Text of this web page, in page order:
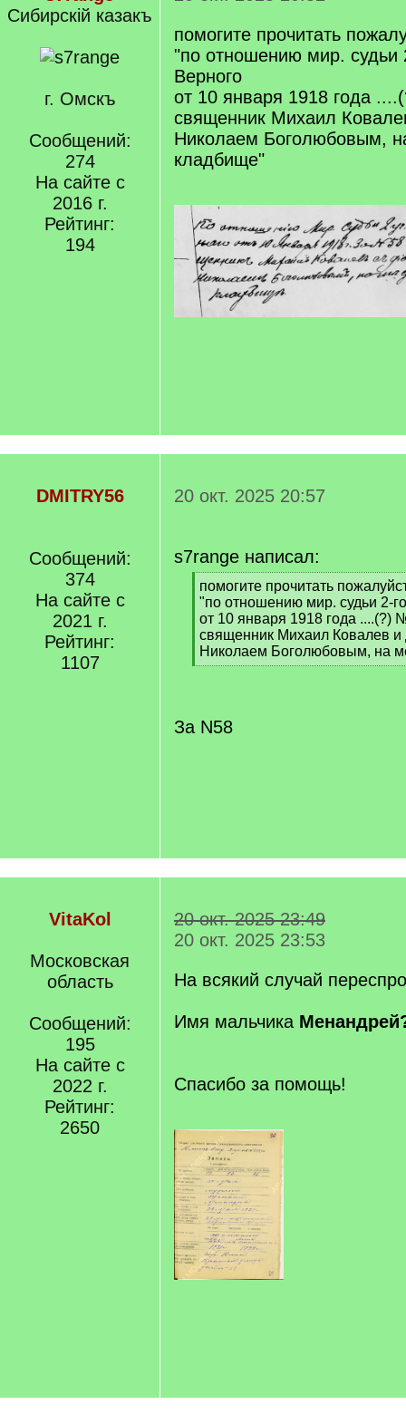
Сибирскiй казакъ
г. Омскъ
Сообщений:
274
На сайте с
2016 г.
Рейтинг:
194
помогите прочитать
"по отношению мир. судьи
Верного
от 10 января 1918 года
священник Михаил
Николаем Боголюбовым,
кладбище"
DMITRY56
Сообщений:
374
На сайте с
2021 г.
Рейтинг:
1107
20 окт. 2025 20:57
s7range написал:
[
q
]
помогите прочитать
"по отношению мир. судьи 2-го
от 10 января 1918 года ....(?)
священник Михаил Ковалев и
Николаем Боголюбовым, на
[
За N58
VitaKol
Московская
область
Сообщений:
195
На сайте с
2022 г.
Рейтинг:
2650
20 окт. 2025 23:49
20 окт. 2025 23:53
На всякий случай
Имя мальчика
Спасибо за помощь!